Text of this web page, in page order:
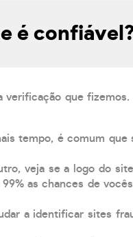
é
que fizemos.
tempo, é comum que
veja se a logo do
as chances de
a identificar sites